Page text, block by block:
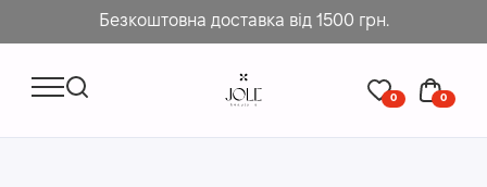
Безкоштовна доставка від 1500 грн.
0 0